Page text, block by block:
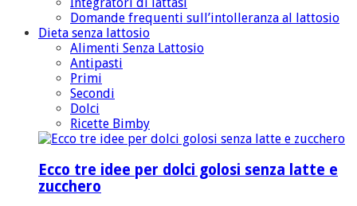
Domande frequenti sull’intolleranza al lattosio
Dieta senza lattosio
Alimenti Senza Lattosio
Antipasti
Primi
Secondi
Dolci
Ricette Bimby
Ecco tre idee per dolci golosi senza latte e
zucchero